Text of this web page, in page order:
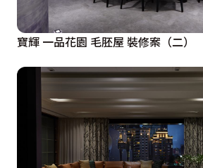
寶輝 一品花園 毛胚屋 裝修案（二）